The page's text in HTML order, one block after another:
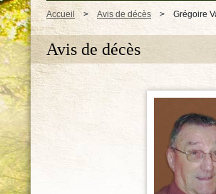
Accueil > Avis de décès > Grégoire
Avis de décès